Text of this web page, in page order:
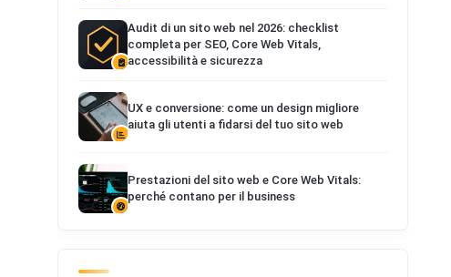
Audit di un sito web nel 2026: checklist
completa per SEO, Core Web Vitals,
accessibilità e sicurezza
UX e conversione: come un design migliore
aiuta gli utenti a fidarsi del tuo sito web
Prestazioni del sito web e Core Web Vitals:
perché contano per il business